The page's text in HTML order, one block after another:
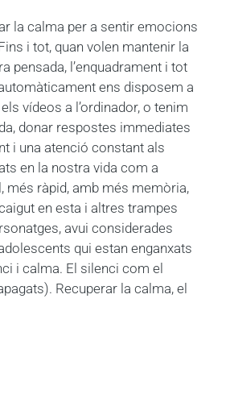
la calma per a sentir emocions
i tot, quan volen mantenir la
pensada, l’enquadrament i tot
ens disposem a
vídeos a l’ordinador, o tenim
donar respostes immediates
i una atenció constant als
en la nostra vida com a
més ràpid, amb més memòria,
en esta i altres trampes
avui considerades
qui estan enganxats
i calma. El silenci com el
Recuperar la calma, el